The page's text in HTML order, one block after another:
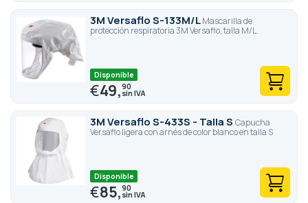
3M Versaflo S-133M/LMascarilla de
protección respiratoria 3M Versaflo, talla M/L.
Disponible
€49,90
3M Versaflo S-433S - Talla S Capucha
Versaflo ligera con arnés de color blanco en talla S
Disponible
€85,90